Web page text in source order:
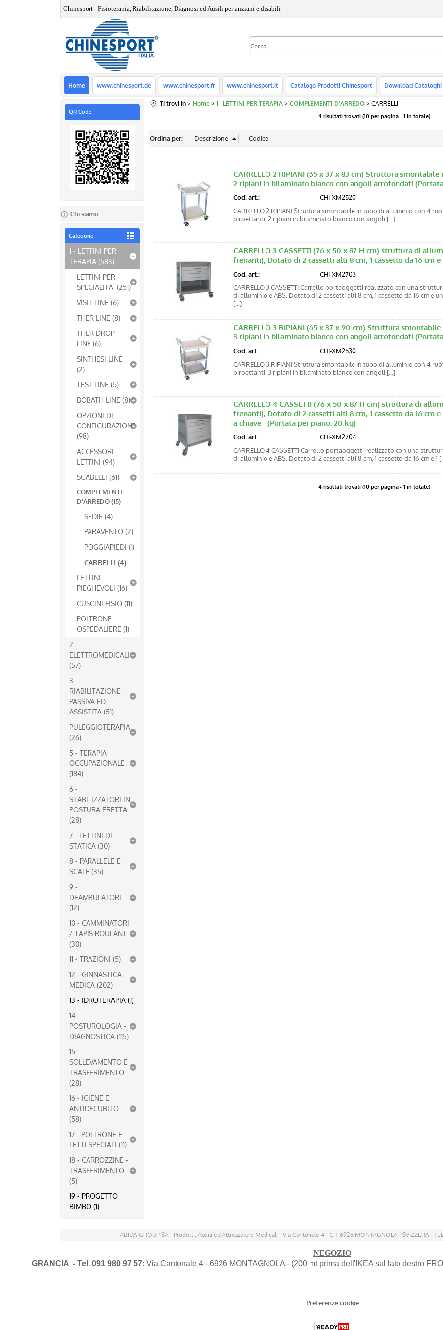
Chinesport - Fisioterapia, Riabilitazione, Diagnosi ed Ausili per anziani e disabili
Home www.chinesport.de www.chinesport.fr www.chinesport.it Catalogo Prodotti Chinesport Download Cataloghi
QR Code
Chi siamo
Categorie
1 - LETTINI PER
TERAPIA (583)
LETTINI PER
SPECIALITA' (251)
VISIT LINE (6)
THER LINE (8)
THER DROP
LINE (6)
SINTHESI LINE
(2)
TEST LINE (5)
BOBATH LINE (8)
OPZIONI DI
CONFIGURAZIONE
(98)
ACCESSORI
LETTINI (94)
SGABELLI (61)
COMPLEMENTI
D'ARREDO (15)
SEDIE (4)
PARAVENTO (2)
POGGIAPIEDI (1)
CARRELLI (4)
LETTINI
PIEGHEVOLI (16)
CUSCINI FISIO (11)
POLTRONE
OSPEDALIERE (1)
2 -
ELETTROMEDICALI
(57)
3 -
RIABILITAZIONE
PASSIVA ED
ASSISTITA (51)
PULEGGIOTERAPIA
(26)
5 - TERAPIA
OCCUPAZIONALE
(184)
6 -
STABILIZZATORI IN
POSTURA ERETTA
(28)
7 - LETTINI DI
STATICA (30)
8 - PARALLELE E
SCALE (35)
9 -
DEAMBULATORI
(12)
10 - CAMMINATORI
/ TAPIS ROULANT
(30)
11 - TRAZIONI (5)
12 - GINNASTICA
MEDICA (202)
13 - IDROTERAPIA (1)
14 -
POSTUROLOGIA -
DIAGNOSTICA (115)
15 -
SOLLEVAMENTO E
TRASFERIMENTO
(28)
16 - IGIENE E
ANTIDECUBITO
(58)
17 - POLTRONE E
LETTI SPECIALI (11)
18 - CARROZZINE -
TRASFERIMENTO
(5)
19 - PROGETTO
BIMBO (1)
Ti trovi in Home 1 - LETTINI PER TERAPIA COMPLEMENTI D'ARREDO CARRELLI
4 risultati trovati (10 per pagina - 1 in totale)
Ordina per:
CARRELLO 2 RIPIANI (65 x 37 x 83 cm) Struttura
2 ripiani in bilaminato bianco con angoli arrotondati
Cod. art.:
CHI-XM2520
CARRELLO 2 RIPIANI Struttura smontabile in tubo di alluminio con 4
piroettanti. 2 ripiani in bilaminato bianco con angoli [...]
CARRELLO 3 CASSETTI (76 x 50 x 87 H cm) struttura di
frenanti), Dotato di 2 cassetti alti 8 cm, 1 cassetto da 16 cm
Cod. art.:
CHI-XM2703
CARRELLO 3 CASSETTI Carrello portaoggetti realizzato con una
di alluminio e ABS. Dotato di 2 cassetti alti 8 cm, 1 cassetto da 16 cm e un
[...]
CARRELLO 3 RIPIANI (65 x 37 x 90 cm) Struttura
3 ripiani in bilaminato bianco con angoli arrotondati
Cod. art.:
CHI-XM2530
CARRELLO 3 RIPIANI Struttura smontabile in tubo di alluminio con 4
piroettanti. 3 ripiani in bilaminato bianco con angoli [...]
CARRELLO 4 CASSETTI (76 x 50 x 87 H cm) struttura di
frenanti), Dotato di 2 cassetti alti 8 cm, 1 cassetto da 16 cm
a chiave - (Portata per piano: 20 kg)
Cod. art.:
CHI-XM2704
CARRELLO 4 CASSETTI Carrello portaoggetti realizzato con una
di alluminio e ABS. Dotato di 2 cassetti alti 8 cm, 1 cassetto da 16 cm e 1
4 risultati trovati (10 per pagina - 1 in totale)
ABIDA GROUP SA - Prodotti, Ausili ed Attrezzature Medicali - Via Cantonale 4 - CH-6926 MONTAGNOLA - SVIZZERA -
NEGOZIO
GRANCIA - Tel. 091 980 97 57: Via Cantonale 4 - 6926 MONTAGNOLA - (200 mt prima dell'IKEA sul lato destro
Preferenze cookie